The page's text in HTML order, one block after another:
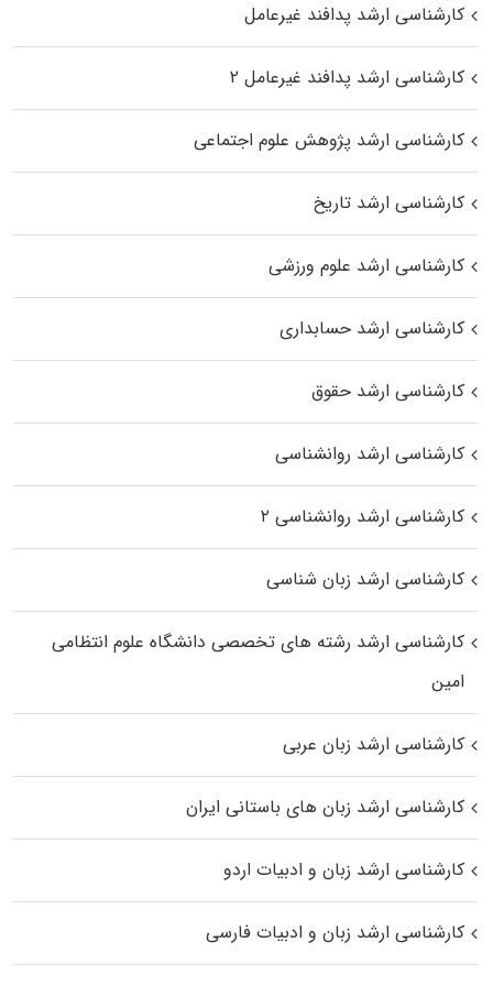
کارشناسی ارشد پدافند غیرعامل
کارشناسی ارشد پدافند غیرعامل ۲
کارشناسی ارشد پژوهش علوم اجتماعی
کارشناسی ارشد تاریخ
کارشناسی ارشد علوم ورزشی
کارشناسی ارشد حسابداری
کارشناسی ارشد حقوق
کارشناسی ارشد روانشناسی
کارشناسی ارشد روانشناسی ۲
کارشناسی ارشد زبان شناسی
کارشناسی ارشد رﺷﺘﻪ ﻫﺎی تخصصی داﻧﺸﮕﺎه ﻋﻠﻮم انتظامی
اﻣﻴﻦ
کارشناسی ارشد زبان عربی
کارشناسی ارشد زبان‌ های باستانی ایران
کارشناسی ارشد زبان و ادبیات اردو
کارشناسی ارشد زبان و ادبیات فارسی